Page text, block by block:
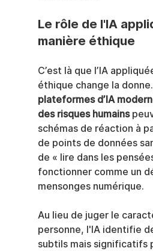
Le rôle de l'IA
manière éthique
C’est là que l’IA
éthique change la donne.
plateformes d’IA
des risques humains
schémas de réaction à
de points de données
de « lire dans les
fonctionner comme un
mensonges numérique.
Au lieu de juger le
personne, l'IA identifie
subtils mais significatifs